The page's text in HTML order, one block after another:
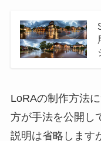
LoRAの制作方法
方が手法を公開し
説明は省略します